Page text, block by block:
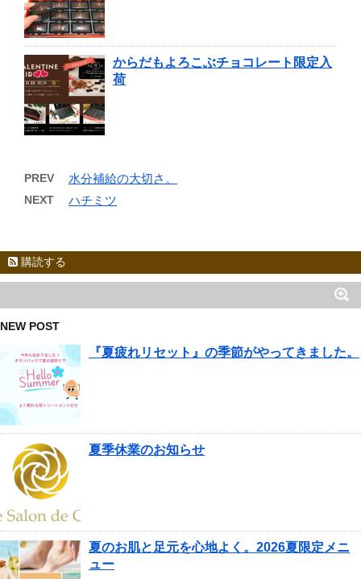
からだもよろこぶチョコレート限定入
荷
PREV 水分補給の大切さ。
NEXT ハチミツ
購読する
NEW POST
『夏疲れリセット』の季節がやってきました。
夏季休業のお知らせ
夏のお肌と足元を心地よく。2026夏限定メニ
ュー